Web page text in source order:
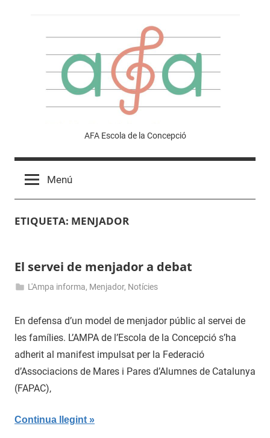
Escola
de
la
Concepció
AFA Escola de la Concepció
Menú
ETIQUETA: MENJADOR
El servei de menjador a debat
de
2019
L'Ampa informa, Menjador, Notícies
En defensa d’un model de menjador públic al servei de
les famílies. L’AMPA de l’Escola de la Concepció s’ha
adherit al manifest impulsat per la Federació
d’Associacions de Mares i Pares d’Alumnes de Catalunya
(FAPAC),
Continua llegint